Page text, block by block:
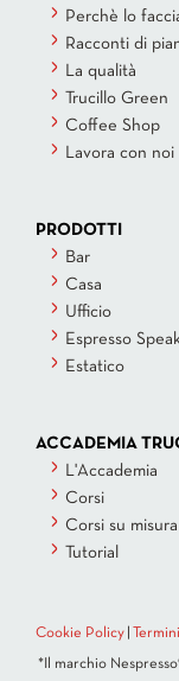
Perchè lo
Racconti di
La qualità
Trucillo Green
Coffee Shop
Lavora con noi
PRODOTTI
Bar
Casa
Ufficio
Espresso
Estatico
ACCADEMIA
L'Accademia
Corsi
Corsi su misura
Tutorial
Cookie Policy
*Il marchio